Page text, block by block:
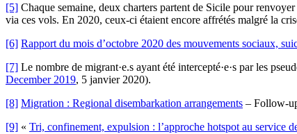
[5] Chaque semaine, deux charters partent de Sicile pour renvoyer
via ces vols. En 2020, ceux-ci étaient encore affrétés malgré la
[6] Rapport du mois d’octobre 2020 des mouvements sociaux,
[7] Le nombre de migrant·e.s ayant été intercepté·e·s par les
December 2019, 5 janvier 2020).
[8] Migration : Regional disembarkation arrangements – Follow-
[9] « Tri, confinement, expulsion : l’approche hotspot au service